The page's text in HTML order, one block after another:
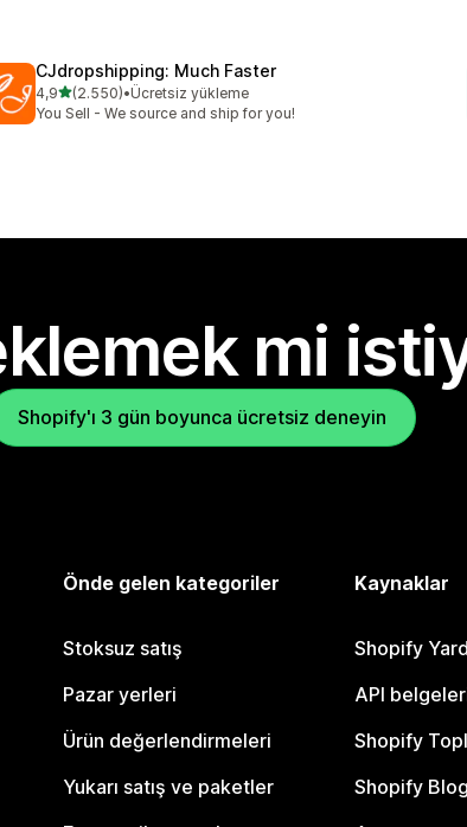
CJdropshipping: Much Faster
4,95 yıldız üzerinden
(2.550)
toplam 2550 değerlendirme
•Ücretsiz yükleme
You Sell - We source and ship for you!
mi
Shopify'ı 3 gün boyunca ücretsiz deneyin
Önde gelen kategoriler
Stoksuz satış
Pazar yerleri
Ürün değerlendirmeleri
Yukarı satış ve paketler
Kaynaklar
Shopify
API
Shopify
Shopify